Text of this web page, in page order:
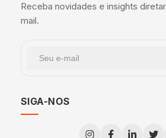
Receba novidades e insights
mail.
SIGA-NOS